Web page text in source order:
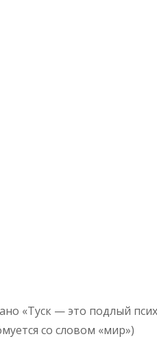
«Туск — это подлый
со словом «мир»)